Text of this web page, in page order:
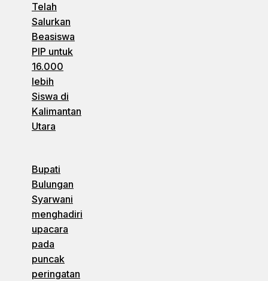
Telah
Salurkan
Beasiswa
PIP untuk
16.000
lebih
Siswa di
Kalimantan
Utara
Bupati
Bulungan
Syarwani
menghadiri
upacara
pada
puncak
peringatan